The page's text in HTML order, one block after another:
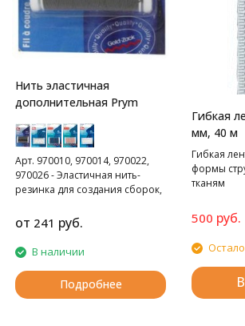
Нить эластичная
дополнительная Prym
Арт. 970010, 970014, 970022,
970026 - Эластичная нить-
резинка для создания сборок,
высокоэластичная нить для
образования сборок или
стабилизации. Для машинной
стёжки намотайте нить на
шпульку. Материал: 50%
полиамид, 50% эластан.
от 241 руб.
В наличии
Подробнее
Гибкая
мм, 40 м
Гибкая
формы
тканям
500 руб.